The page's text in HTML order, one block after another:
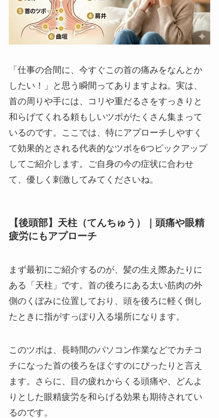
「仕事の合間に、今すぐこの首の痛みをなんとか
したい！」と思う瞬間ってありますよね。実は、
首の周りや手には、コリや重だるさをすっきりと
和らげてくれる頼もしいツボがたくさん集まって
いるのです。ここでは、特にアプローチしやすく
て効果的とされる代表的なツボを6つピックアップ
してご紹介します。ご自身の今の症状に合わせ
て、優しく刺激してみてくださいね。
【後頭部】天柱（てんちゅう）｜頭痛や眼精
疲労にもアプローチ
まず最初にご紹介するのが、髪の生え際あたりに
ある「天柱」です。首の後ろにある太い筋肉の外
側のくぼみに位置しており、頭を後ろに軽く倒し
たときに指がすっぽり入る場所になります。
このツボは、長時間のパソコン作業などでカチコ
チになった首の後ろをほぐすのにぴったりと言え
ます。さらに、目の疲れからくる頭痛や、どんよ
りとした眼精疲労を和らげる効果も期待されてい
るのです。